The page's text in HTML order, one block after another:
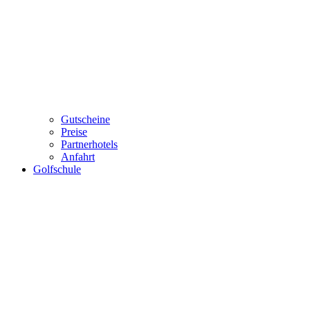
Gutscheine
Preise
Partnerhotels
Anfahrt
Golfschule